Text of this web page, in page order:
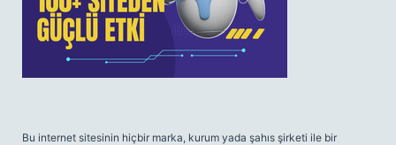
Bu internet sitesinin hiçbir marka, kurum yada şahıs şirketi ile bir